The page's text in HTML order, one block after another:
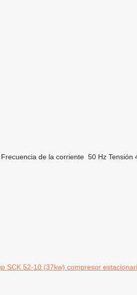
Frecuencia de la corriente 50 Hz Tensión
SCK 52-10 (37kw) compresor